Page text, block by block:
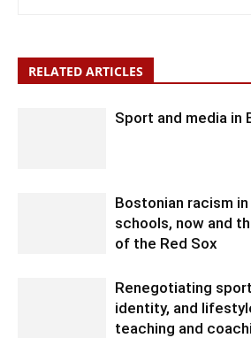
RELATED ARTICLES
Sport and media
Bostonian racism
schools, now and
of the Red Sox
Renegotiating
identity, and
teaching and